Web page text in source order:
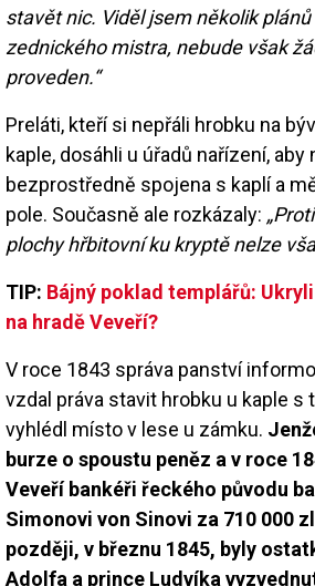
stavět nic. Viděl jsem několik
zednického mistra, nebude však
proveden.“
Preláti, kteří si nepřáli hrobku na
kaple, dosáhli u úřadů nařízení, aby
bezprostředně spojena s kaplí a
pole. Současně ale rozkázaly:
plochy hřbitovní ku kryptě nelze
TIP: Bájný poklad templářů:
na hradě Veveří?
V roce 1843 správa panství
vzdal práva stavit hrobku u kaple s
vyhlédl místo v lese u zámku.
burze o spoustu peněz a v roce
Veveří bankéři řeckého původu
Simonovi von Sinovi za 710 000
později, v březnu 1845, byly
Adolfa a prince Ludvíka